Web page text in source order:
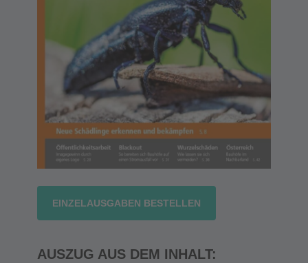
EINZELAUSGABEN BESTELLEN
AUSZUG AUS DEM INHALT: